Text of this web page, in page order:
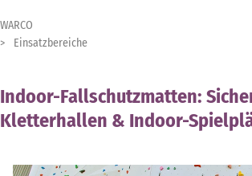
WARCO
Einsatzbereiche
Indoor-Fallschutzmatten:
Kletterhallen & Indoor-